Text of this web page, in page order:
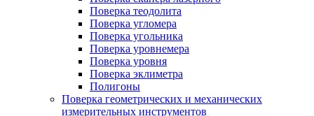
Поверка теодолита
Поверка угломера
Поверка угольника
Поверка уровнемера
Поверка уровня
Поверка эклиметра
Полигоны
Поверка геометрических и механических
измерительных инструментов